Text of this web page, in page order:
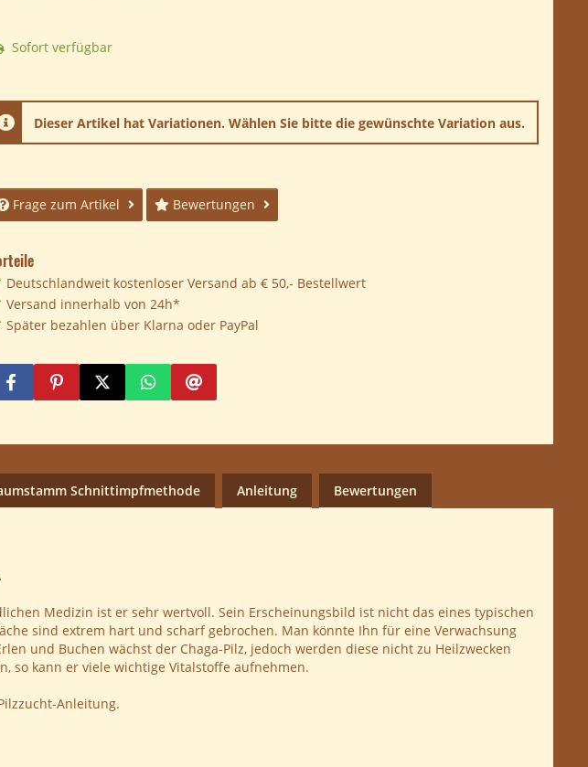
Sofort verfügbar
Dieser Artikel hat Variationen. Wählen Sie bitte die gewünschte Variation aus.
Frage zum Artikel Bewertungen
Deutschlandweit kostenloser Versand ab € 50,- Bestellwert
Versand innerhalb von 24h*
Später bezahlen über Klarna oder PayPal
Schnittimpfmethode Anleitung Bewertungen
Medizin ist er sehr wertvoll. Sein Erscheinungsbild ist nicht das eines typischen
sind extrem hart und scharf gebrochen. Man könnte Ihn für eine Verwachsung
und Buchen wächst der Chaga-Pilz, jedoch werden diese nicht zu Heilzwecken
so kann er viele wichtige Vitalstoffe aufnehmen.
Anleitung.